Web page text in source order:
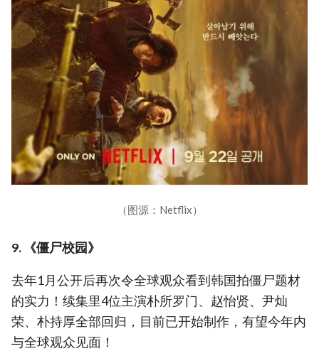
（图源：Netflix）
9. 《僵尸校园》
去年1月公开后再次令全球观众看到韩国拍僵尸题材
的实力！续集里4位主演朴所罗门、赵怡贤、尹灿
荣、朴持厚全部回归，目前已开始制作，有望今年内
与全球观众见面！